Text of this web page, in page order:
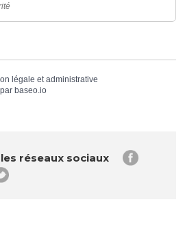
légale et administrative
baseo.io
réseaux sociaux